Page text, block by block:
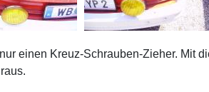
einen Kreuz-Schrauben-Zieher. Mit